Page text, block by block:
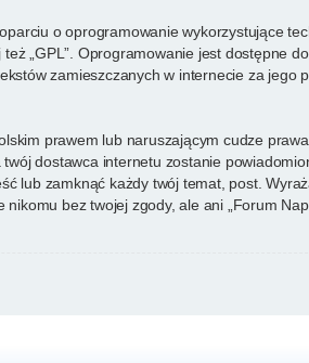
oparciu o oprogramowanie wykorzystujące
też „GPL”. Oprogramowanie jest dostępne
zamieszczanych w internecie za jego
prawem lub naruszającym cudze
dostawca internetu zostanie
lub zamknąć każdy twój temat, post.
bez twojej zgody, ale ani „Forum